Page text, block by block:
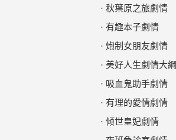
· 秋葉原之旅劇情
· 有趣本子劇情
· 炮制女朋友劇情
· 美好人生劇情大綱
· 吸血鬼助手劇情
· 有理的愛情劇情
· 倾世皇妃劇情